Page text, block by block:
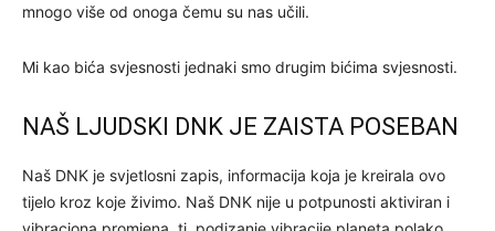
mnogo više od onoga čemu su nas učili.
Mi kao bića svjesnosti jednaki smo drugim bićima svjesnosti.
NAŠ LJUDSKI DNK JE ZAISTA POSEBAN
Naš DNK je svjetlosni zapis, informacija koja je kreirala ovo
tijelo kroz koje živimo. Naš DNK nije u potpunosti aktiviran i